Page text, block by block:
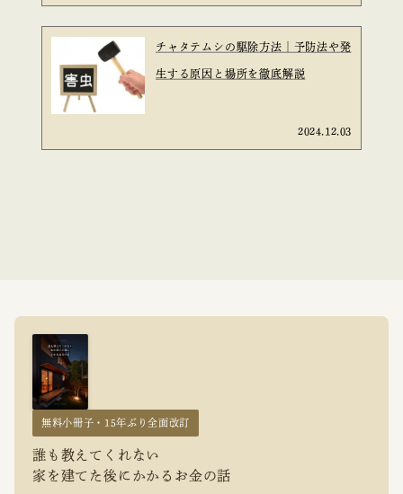
チャタテムシの駆除方法｜予防法や発
生する原因と場所を徹底解説
2024.12.03
無料小冊子・15年ぶり全面改訂
誰も教えてくれない
家を建てた後にかかるお金の話